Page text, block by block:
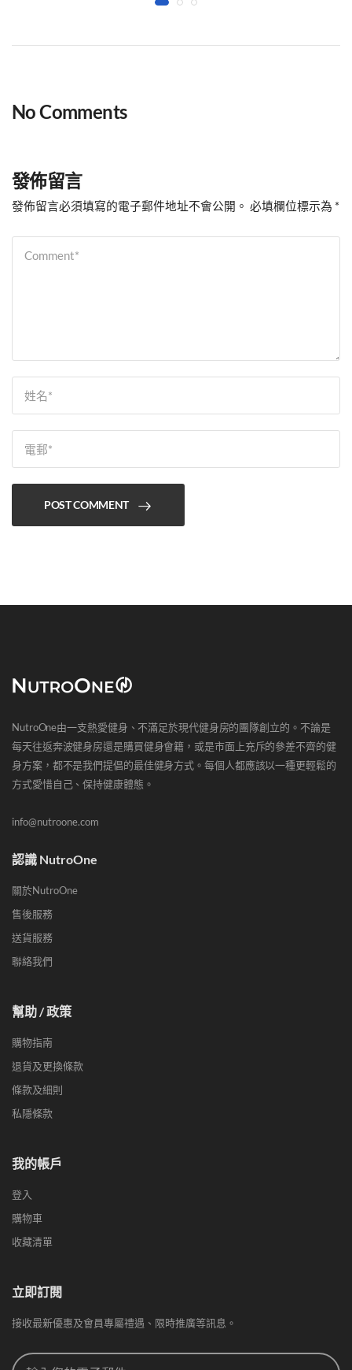
No Comments
發佈留言
發佈留言必須填寫的電子郵件地址不會公開。 必填欄位標示為 *
POST COMMENT
NutroOne由一支熱愛健身、不滿足於現代健身房的團隊創立的。不論是
每天往返奔波健身房還是購買健身會籍，或是市面上充斥的參差不齊的健
身方案，都不是我們提倡的最佳健身方式。每個人都應該以一種更輕鬆的
方式愛惜自己、保持健康體態。
info@nutroone.com
認識 NutroOne
關於NutroOne
售後服務
送貨服務
聯絡我們
幫助 / 政策
購物指南
退貨及更換條款
條款及細則
私隱條款
我的帳戶
登入
購物車
收藏清單
立即訂閱
接收最新優惠及會員專屬禮遇、限時推廣等訊息。